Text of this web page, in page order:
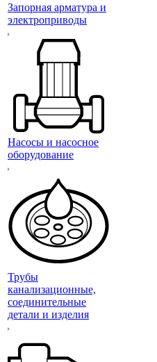
Запорная арматура и
электроприводы
Насосы и насосное
оборудование
Трубы
канализационные,
соединительные
детали и изделия